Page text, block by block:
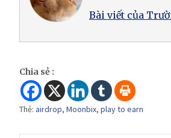
Bài viết của
Chia sẻ :
Thẻ: airdrop, Moonbix, play to earn